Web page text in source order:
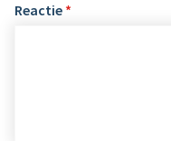
Reactie *